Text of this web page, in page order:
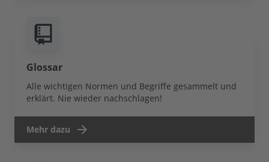
Glossar
Alle wichtigen Normen und Begriffe gesammelt und
erklärt. Nie wieder nachschlagen!
Mehr dazu